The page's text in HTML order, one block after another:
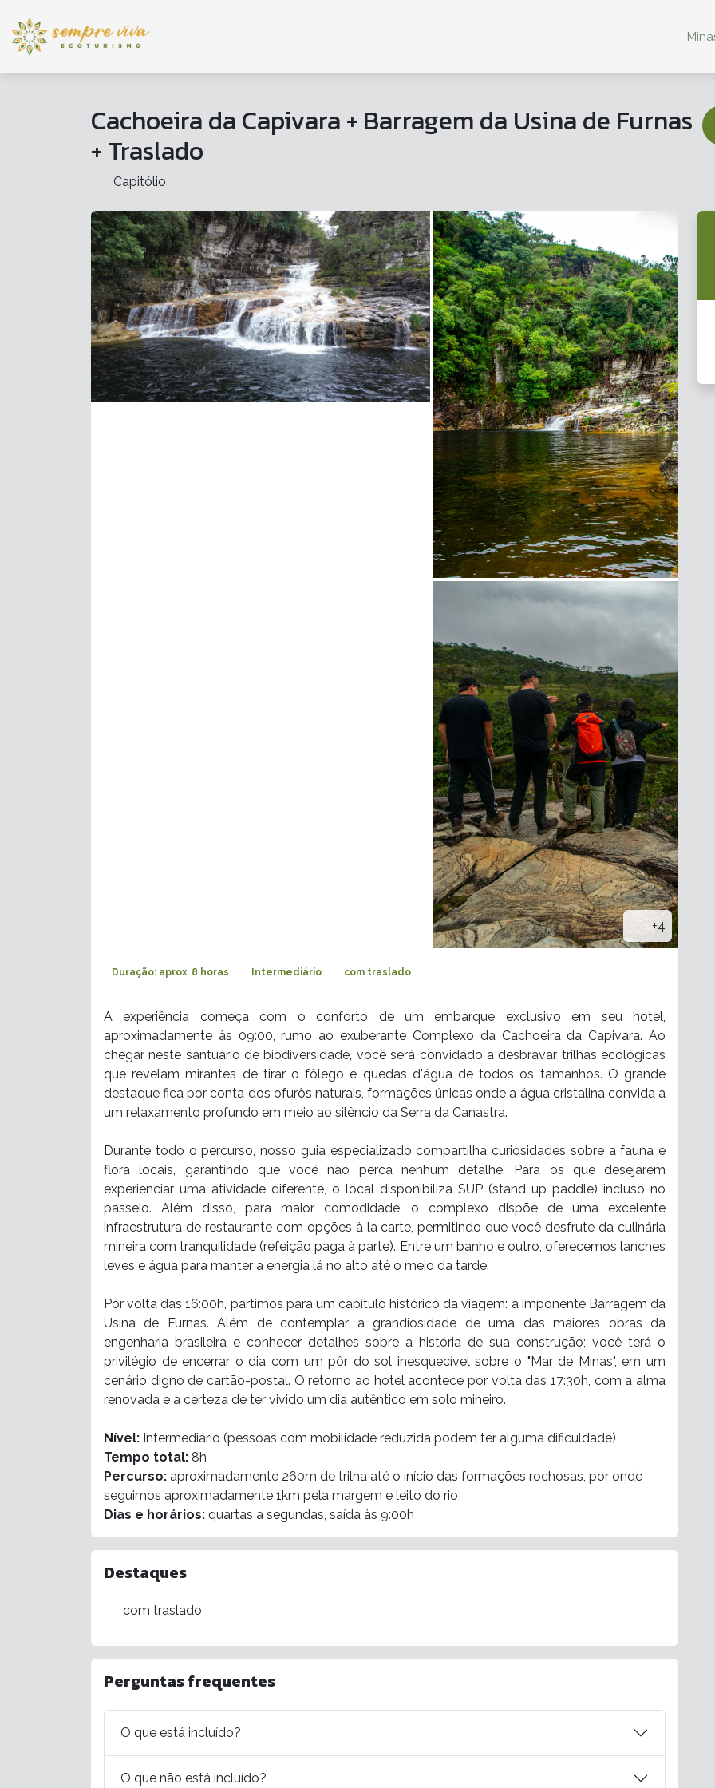
Cachoeira da Capivara + Barragem da Usina de Furnas
+ Traslado
Capitólio
+4
Duração: aprox. 8 horas Intermediário com traslado
A experiência começa com o conforto de um embarque exclusivo em seu hotel,
aproximadamente às 09:00, rumo ao exuberante Complexo da Cachoeira da Capivara. Ao
chegar neste santuário de biodiversidade, você será convidado a desbravar trilhas ecológicas
que revelam mirantes de tirar o fôlego e quedas d'água de todos os tamanhos. O grande
destaque fica por conta dos ofurôs naturais, formações únicas onde a água cristalina convida a
um relaxamento profundo em meio ao silêncio da Serra da Canastra.
Durante todo o percurso, nosso guia especializado compartilha curiosidades sobre a fauna e
flora locais, garantindo que você não perca nenhum detalhe. Para os que desejarem
experienciar uma atividade diferente, o local disponibiliza SUP (stand up paddle) incluso no
passeio. Além disso, para maior comodidade, o complexo dispõe de uma excelente
infraestrutura de restaurante com opções à la carte, permitindo que você desfrute da culinária
mineira com tranquilidade (refeição paga à parte). Entre um banho e outro, oferecemos lanches
leves e água para manter a energia lá no alto até o meio da tarde.
Por volta das 16:00h, partimos para um capítulo histórico da viagem: a imponente Barragem da
Usina de Furnas. Além de contemplar a grandiosidade de uma das maiores obras da
engenharia brasileira e conhecer detalhes sobre a história de sua construção; você terá o
privilégio de encerrar o dia com um pôr do sol inesquecível sobre o "Mar de Minas", em um
cenário digno de cartão-postal. O retorno ao hotel acontece por volta das 17:30h, com a alma
renovada e a certeza de ter vivido um dia autêntico em solo mineiro.
Nível: Intermediário (pessoas com mobilidade reduzida podem ter alguma dificuldade)
Tempo total: 8h
Percurso: aproximadamente 260m de trilha até o início das formações rochosas, por onde
seguimos aproximadamente 1km pela margem e leito do rio
Dias e horários: quartas a segundas, saída às 9:00h
Destaques
com traslado
Perguntas frequentes
O que está incluído?
O que não está incluído?